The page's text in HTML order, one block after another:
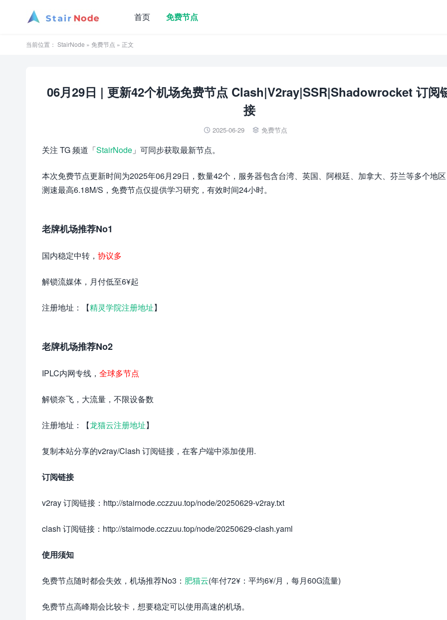
首页 免费节点
当前位置： StairNode » 免费节点 » 正文
06月29日 | 更新42个机场免费节点 Clash|V2ray|SSR|Shadowrocket 订阅
接
 2025-06-29  免费节点
关注 TG 频道「StairNode 」可同步获取最新节点。
本次免费节点更新时间为2025年06月29日，数量42个，服务器包含台湾、英国、阿根廷、加拿大、芬兰等多个地
测速最高6.18M/S，免费节点仅提供学习研究，有效时间24小时。
老牌机场推荐No1
国内稳定中转， 协议多
解锁流媒体，月付低至6¥起
注册地址：【精灵学院注册地址】
老牌机场推荐No2
IPLC内网专线， 全球多节点
解锁奈飞，大流量，不限设备数
注册地址：【龙猫云注册地址】
复制本站分享的v2ray/Clash 订阅链接，在客户端中添加使用.
订阅链接
v2ray 订阅链接：http://stairnode.cczzuu.top/node/20250629-v2ray.txt
clash 订阅链接：http://stairnode.cczzuu.top/node/20250629-clash.yaml
使用须知
免费节点随时都会失效，机场推荐No3： 肥猫云(年付72¥：平均6¥/月，每月60G流量)
免费节点高峰期会比较卡，想要稳定可以使用高速的机场。